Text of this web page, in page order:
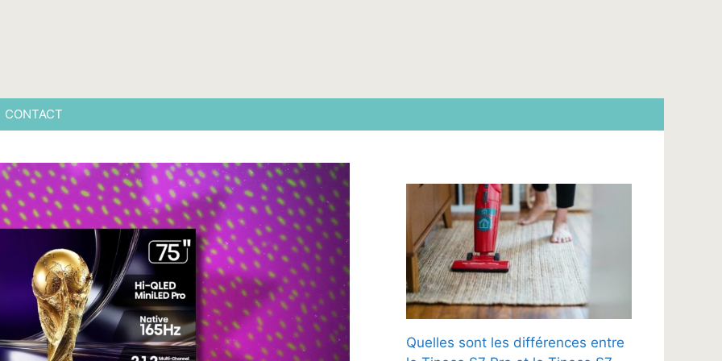
CONTACT
Quelles sont les différences entre